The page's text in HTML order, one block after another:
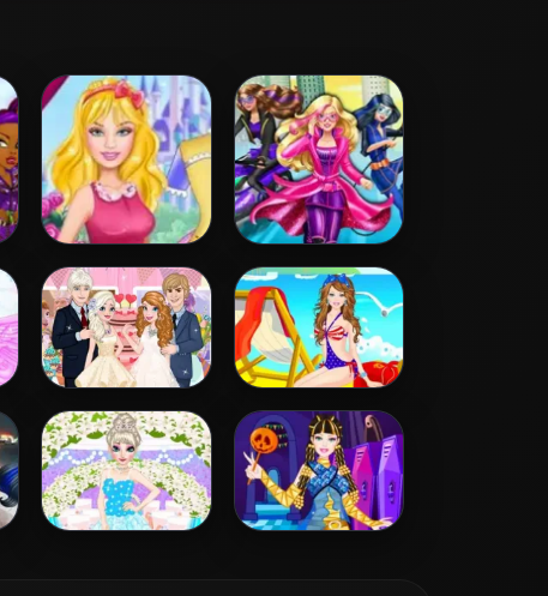
Disney Princess
Design
Barbara Spy
Squad Dress up
Elsa And Anna
Wedding Party
Barbie Colorful
Swimsuits Dress
Up